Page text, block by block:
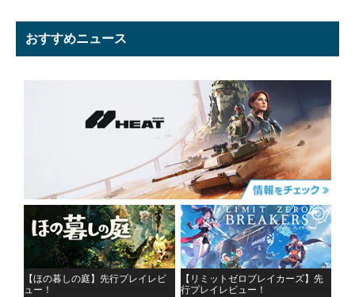
おすすめニュース
【ほの暮しの庭】先行プレイレビ
ュー！
【リミットゼロブレイカーズ】先
行プレイレビュー！